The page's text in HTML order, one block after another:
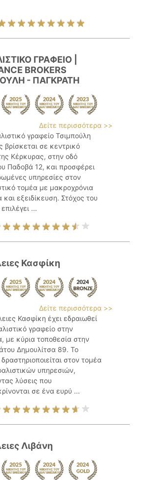
ΓΡΑΦΕΙΟ |
BROKERS
- ΠΑΓΚΡΑΤΗ
Δείτε περισσότερα >>
γραφείο Τσιμπούλη
βρίσκεται σε κεντρικό
Κέρκυρας, στην οδό
Παδοβά 12, και προσφέρει
υπηρεσίες στον
τομέα με μακροχρόνια
και εξειδίκευση. Στόχος του
...
Κασφίκη
Δείτε περισσότερα >>
Κασφίκη έχει εδραιωθεί
γραφείο στην
με κύρια τοποθεσία στην
Δημουλίτσα 89. Το
στον τομέα
υπηρεσιών,
λύσεις που
σε ένα ευρύ ...
Λιβάνη